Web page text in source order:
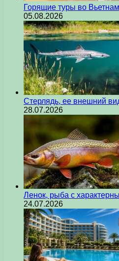
Горящие туры во
05.08.2026
Стерлядь, ее внешний
28.07.2026
Ленок, рыба с
24.07.2026